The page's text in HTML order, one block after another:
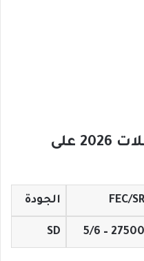
تردد قناة الحياة مسلسلات 2026 على
FEC/SR الجودة
27500 – 5/6
SD